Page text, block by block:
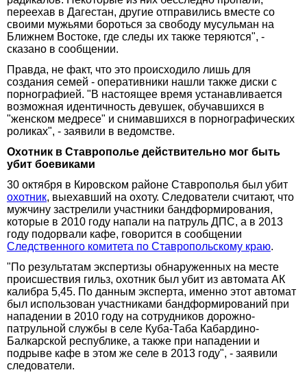
переехав в Дагестан, другие отправились вместе со
своими мужьями бороться за свободу мусульман на
Ближнем Востоке, где следы их также теряются", -
сказано в сообщении.
Правда, не факт, что это происходило лишь для
создания семей - оперативники нашли также диски с
порнографией. "В настоящее время устанавливается
возможная идентичность девушек, обучавшихся в
"женском медресе" и снимавшихся в порнографических
роликах", - заявили в ведомстве.
Охотник в Ставрополье действительно мог быть
убит боевиками
30 октября в Кировском районе Ставрополья был убит
охотник, выехавший на охоту. Следователи считают, что
мужчину застрелили участники бандформирования,
которые в 2010 году напали на патруль ДПС, а в 2013
году подорвали кафе, говорится в сообщении
Следственного комитета по Ставропольскому краю.
"По результатам экспертизы обнаруженных на месте
происшествия гильз, охотник был убит из автомата АК
калибра 5,45. По данным эксперта, именно этот автомат
был использован участниками бандформирований при
нападении в 2010 году на сотрудников дорожно-
патрульной службы в селе Куба-Таба Кабардино-
Балкарской республике, а также при нападении и
подрыве кафе в этом же селе в 2013 году", - заявили
следователи.